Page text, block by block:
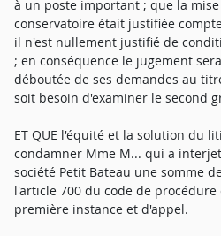
à un poste important ; que la
conservatoire était justifiée
il n'est nullement justifié de
; en conséquence le jugement
déboutée de ses demandes au
soit besoin d'examiner le second
ET QUE l'équité et la solution du
condamner Mme M... qui a
société Petit Bateau une somme
l'article 700 du code de
première instance et d'appel.